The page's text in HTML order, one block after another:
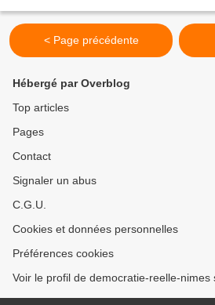
< Page précédente
Hébergé par Overblog
Top articles
Pages
Contact
Signaler un abus
C.G.U.
Cookies et données personnelles
Préférences cookies
Voir le profil de democratie-reelle-nimes